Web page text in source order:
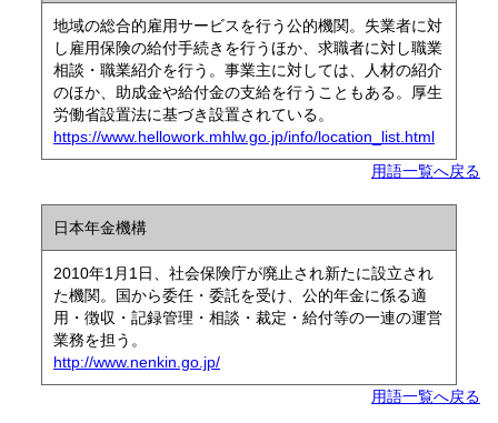
地域の総合的雇用サービスを行う公的機関。失業者に対
し雇用保険の給付手続きを行うほか、求職者に対し職業
相談・職業紹介を行う。事業主に対しては、人材の紹介
のほか、助成金や給付金の支給を行うこともある。厚生
労働省設置法に基づき設置されている。
https://www.hellowork.mhlw.go.jp/info/location_list.html
用語一覧へ戻る
日本年金機構
2010年1月1日、社会保険庁が廃止され新たに設立され
た機関。国から委任・委託を受け、公的年金に係る適
用・徴収・記録管理・相談・裁定・給付等の一連の運営
業務を担う。
http://www.nenkin.go.jp/
用語一覧へ戻る